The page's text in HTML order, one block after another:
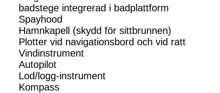
badstege integrerad i badplattform
Spayhood
Hamnkapell (skydd för sittbrunnen)
Plotter vid navigationsbord och vid ratt
Vindinstrument
Autopilot
Lod/logg-instrument
Kompass